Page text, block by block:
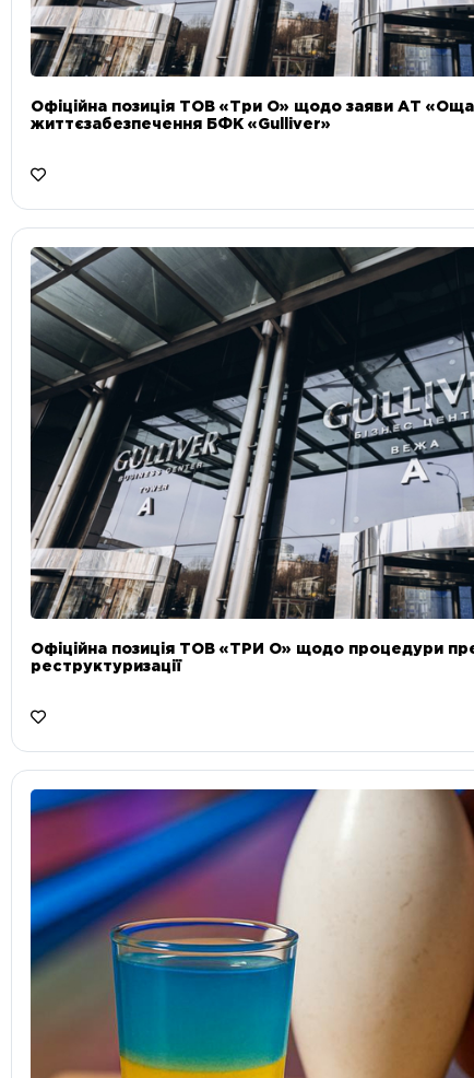
Офіційна позиція ТОВ «Три О» щодо заяви АТ
життєзабезпечення БФК «Gulliver»
Офіційна позиція ТОВ «ТРИ О» щодо процедури
реструктуризації